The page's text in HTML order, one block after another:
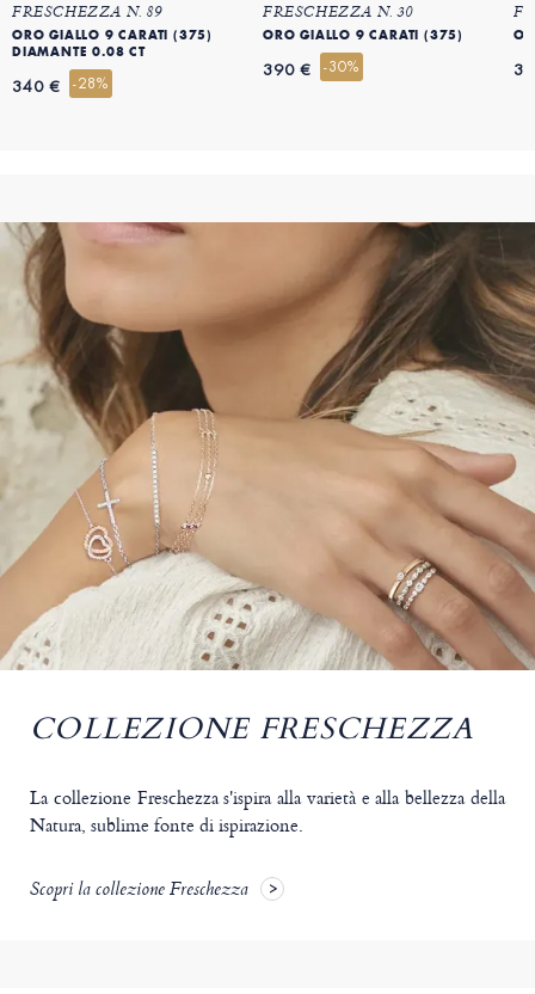
FRESCHEZZA N. 89
ORO GIALLO 9 CARATI (375)
DIAMANTE 0.08 CT
340 € -28%
FRESCHEZZA N. 30
ORO GIALLO 9 CARATI (375)
390 € -30%
COLLEZIONE FRESCHEZZA
La collezione Freschezza s'ispira alla varietà e alla bellezza della
Natura, sublime fonte di ispirazione.
Scopri la collezione Freschezza